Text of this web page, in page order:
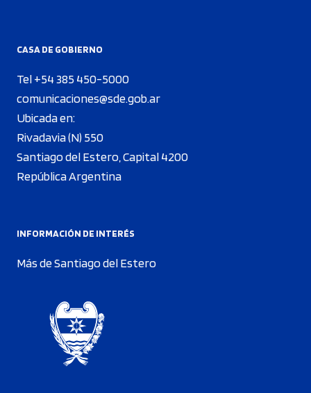
CASA DE GOBIERNO
Tel +54 385 450-5000
comunicaciones@sde.gob.ar
Ubicada en:
Rivadavia (N) 550
Santiago del Estero, Capital 4200
República Argentina
INFORMACIÓN DE INTERÉS
Más de Santiago del Estero